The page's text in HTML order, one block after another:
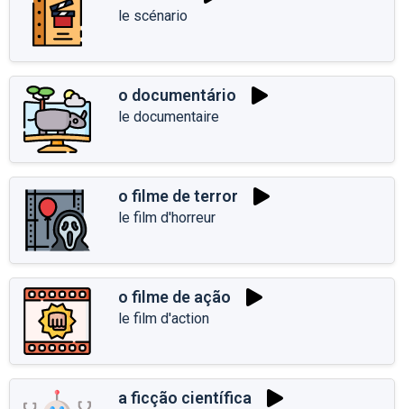
le scénario
o documentário
le documentaire
o filme de terror
le film d'horreur
o filme de ação
le film d'action
a ficção científica